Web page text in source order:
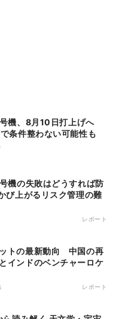
機、8月10日打上げへ
条件整わない可能性も
機の失敗はどうすれば防
び上がるリスク管理の難
レポート
トの最新動向 中国の再
インドのベンチャーロケ
レポート